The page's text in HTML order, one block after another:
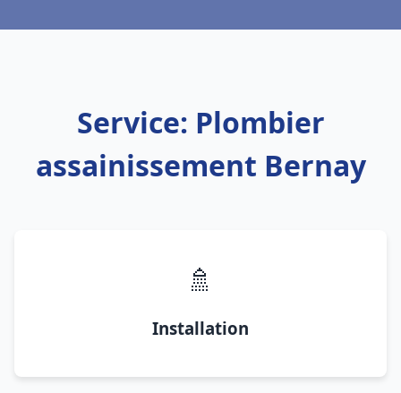
Service: Plombier
assainissement Bernay
🚿
Installation